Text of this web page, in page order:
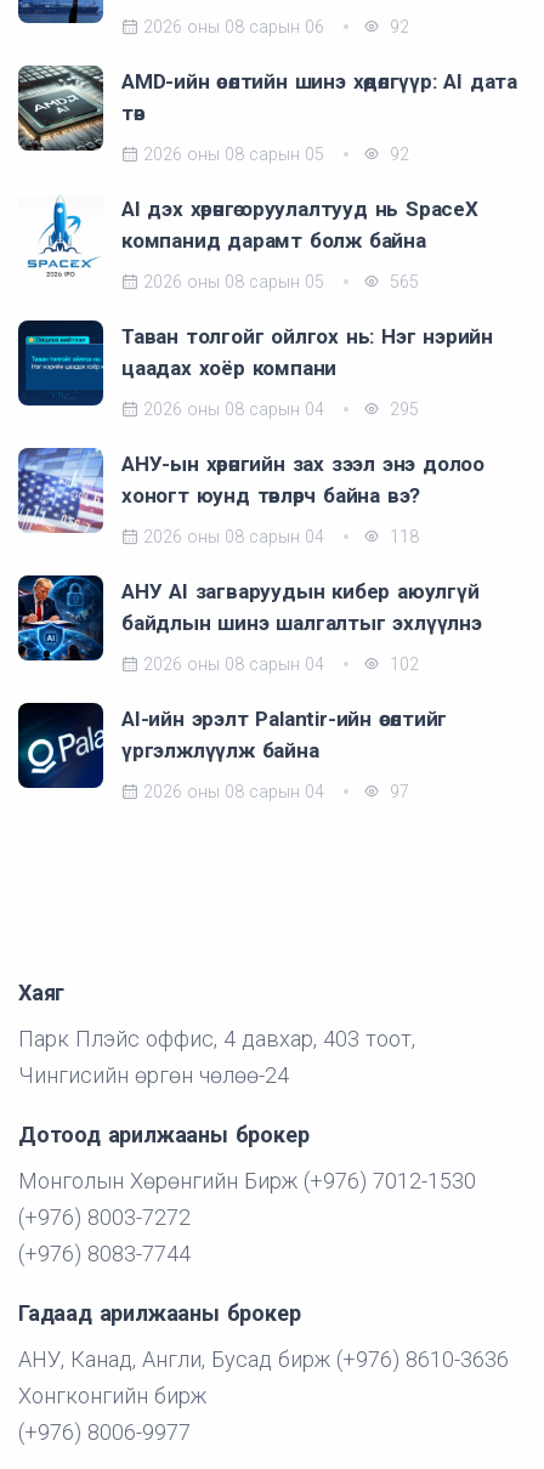
2026 оны 08 сарын 06 92
AMD-ийн өсөлтийн шинэ хөдөлгүүр: AI дата
төв
2026 оны 08 сарын 05 92
AI дэх хөрөнгө оруулалтууд нь SpaceX
компанид дарамт болж байна
2026 оны 08 сарын 05 565
Таван толгойг ойлгох нь: Нэг нэрийн
цаадах хоёр компани
2026 оны 08 сарын 04 295
АНУ-ын хөрөнгийн зах зээл энэ долоо
хоногт юунд төвлөрч байна вэ?
2026 оны 08 сарын 04 118
АНУ AI загваруудын кибер аюулгүй
байдлын шинэ шалгалтыг эхлүүлнэ
2026 оны 08 сарын 04 102
AI-ийн эрэлт Palantir-ийн өсөлтийг
үргэлжлүүлж байна
2026 оны 08 сарын 04 97
Хаяг
Парк Плэйс оффис, 4 давхар, 403 тоот,
Чингисийн өргөн чөлөө-24
Дотоод арилжааны брокер
Монголын Хөрөнгийн Бирж (+976) 7012-1530
(+976) 8003-7272
(+976) 8083-7744
Гадаад арилжааны брокер
АНУ, Канад, Англи, Бусад бирж (+976) 8610-3636
Хонгконгийн бирж
(+976) 8006-9977